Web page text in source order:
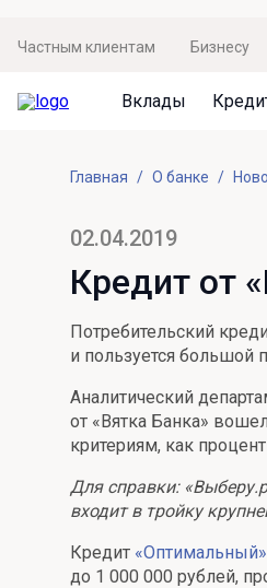
Частным клиентам Бизнесу
Вклады
Не упусти момент
Просто вклад
Накопительный
Отличная стратегия+
Фиксируй доход
Новый старт
Валютный плюс
Онлайн
Все вклады
Кредит под залог
Рефинансирование
Кредит на автомобиль
Потребительский
Все кредиты
Дебетовая карта с
Премиальная карта Mir
Пенсионная карта
Все карты
Курсы валют
Бронирование валюты
Курсы валют ЦБ
Оплата кредита
Оценка недвижимости
Подбор новой
СБПей
Mir Pay
Госуслуги
Регистрация в ЕБС
Удаленная
Мобильное приложение
Акция «Приведи друга»
Акция «Ставка на
Главная О банке
02.04.2019
Кредит от
Потребительский
и пользуется большой
Аналитический
от «Вятка Банка»
критериям, как
Для справки:
входит в тройку
Кредит «Оптимальный»
до 1 000 000 рублей,